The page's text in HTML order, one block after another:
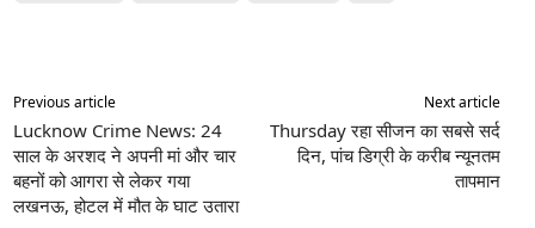
Previous article
Lucknow Crime News: 24
साल के अरशद ने अपनी मां और चार
बहनों को आगरा से लेकर गया
लखनऊ, होटल में मौत के घाट उतारा
Next article
Thursday रहा सीजन का सबसे सर्द
दिन, पांच डिग्री के करीब न्यूनतम
तापमान